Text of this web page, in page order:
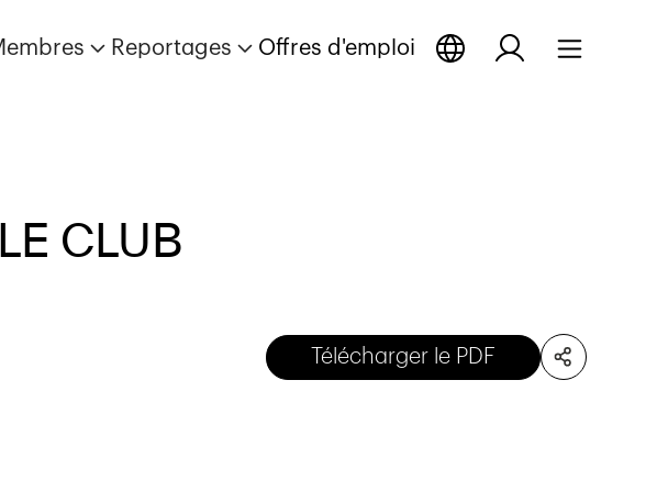
Reportages Offres d'emploi
CLUB
Télécharger le PDF